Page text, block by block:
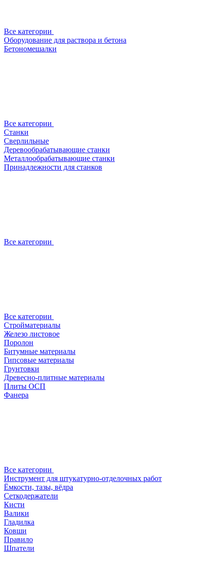
Все категории
Оборудование для раствора и бетона
Бетономешалки
Все категории
Станки
Сверлильные
Деревообрабатывающие станки
Металлообрабатывающие станки
Принадлежности для станков
Все категории
Все категории
Стройматериалы
Железо листовое
Поролон
Битумные материалы
Гипсовые материалы
Грунтовки
Древесно-плитные материалы
Плиты ОСП
Фанера
Все категории
Инструмент для штукатурно-отделочных работ
Ёмкости, тазы, вёдра
Сеткодержатели
Кисти
Валики
Гладилка
Ковши
Правило
Шпатели